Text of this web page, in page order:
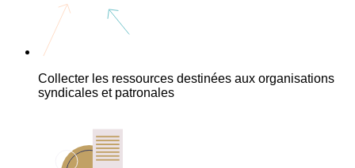
Collecter les ressources destinées aux organisations
syndicales et patronales